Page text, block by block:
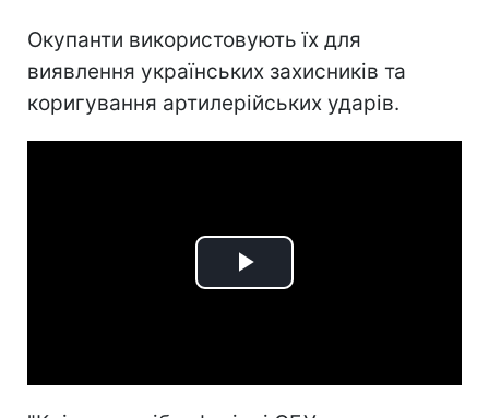
Окупанти використовують їх для
виявлення українських захисників та
коригування артилерійських ударів.
Play